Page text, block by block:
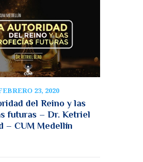
23, 2020
del Reino y las
futuras – Dr. Ketriel
– CUM Medellín